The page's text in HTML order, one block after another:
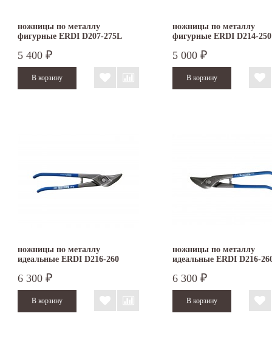
ножницы по металлу
фигурные ERDI D207-275L
5 400 ₽
ножницы по металлу
фигурные ERDI D214-250
5 000 ₽
ножницы по металлу
идеальные ERDI D216-260
6 300 ₽
ножницы по металлу
идеальные ERDI D216-
6 300 ₽